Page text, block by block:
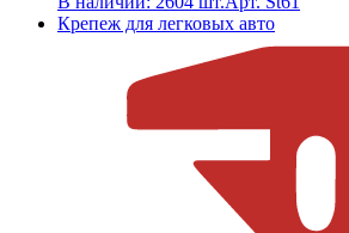
Крепеж для легковых авто